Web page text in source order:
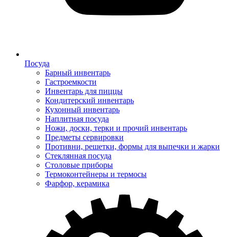
Посуда
Барный инвентарь
Гастроемкости
Инвентарь для пиццы
Кондитерский инвентарь
Кухонный инвентарь
Наплитная посуда
Ножи, доски, терки и прочий инвентарь
Предметы сервировки
Противни, решетки, формы для выпечки и жарки
Стеклянная посуда
Столовые приборы
Термоконтейнеры и термосы
Фарфор, керамика